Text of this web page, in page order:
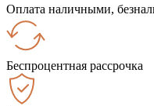
Оплата наличными,
Беспроцентная рассрочка